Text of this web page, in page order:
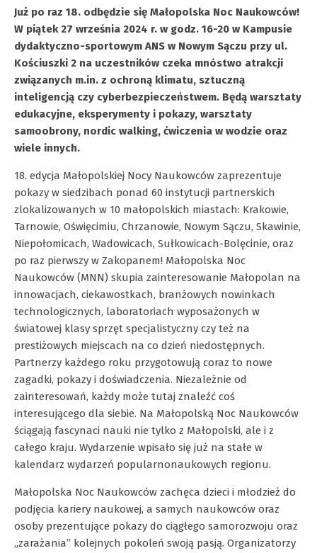
Już po raz 18. odbędzie się Małopolska Noc Naukowców!
W piątek 27 września 2024 r. w godz. 16-20 w Kampusie
dydaktyczno-sportowym ANS w Nowym Sączu przy ul.
Kościuszki 2 na uczestników czeka mnóstwo atrakcji
związanych m.in. z ochroną klimatu, sztuczną
inteligencją czy cyberbezpieczeństwem. Będą warsztaty
edukacyjne, eksperymenty i pokazy, warsztaty
samoobrony, nordic walking, ćwiczenia w wodzie oraz
wiele innych.
18. edycja Małopolskiej Nocy Naukowców zaprezentuje
pokazy w siedzibach ponad 60 instytucji partnerskich
zlokalizowanych w 10 małopolskich miastach: Krakowie,
Tarnowie, Oświęcimiu, Chrzanowie, Nowym Sączu, Skawinie,
Niepołomicach, Wadowicach, Sułkowicach-Bolęcinie, oraz
po raz pierwszy w Zakopanem! Małopolska Noc
Naukowców (MNN) skupia zainteresowanie Małopolan na
innowacjach, ciekawostkach, branżowych nowinkach
technologicznych, laboratoriach wyposażonych w
światowej klasy sprzęt specjalistyczny czy też na
prestiżowych miejscach na co dzień niedostępnych.
Partnerzy każdego roku przygotowują coraz to nowe
zagadki, pokazy i doświadczenia. Niezależnie od
zainteresowań, każdy może tutaj znaleźć coś
interesującego dla siebie. Na Małopolską Noc Naukowców
ściągają fascynaci nauki nie tylko z Małopolski, ale i z
całego kraju. Wydarzenie wpisało się już na stałe w
kalendarz wydarzeń popularnonaukowych regionu.
Małopolska Noc Naukowców zachęca dzieci i młodzież do
podjęcia kariery naukowej, a samych naukowców oraz
osoby prezentujące pokazy do ciągłego samorozwoju oraz
„zarażania” kolejnych pokoleń swoją pasją. Organizatorzy